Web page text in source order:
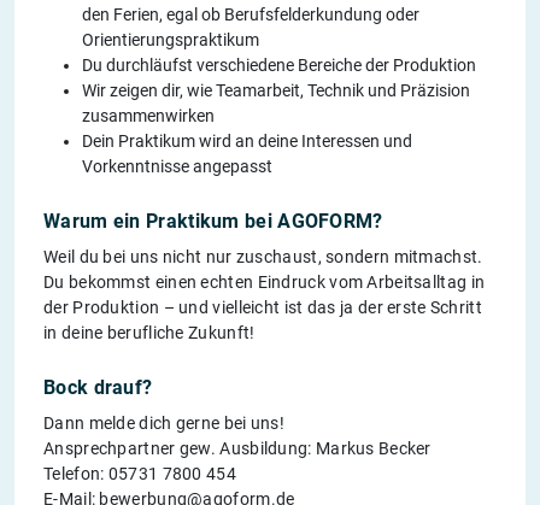
den Ferien, egal ob Berufsfelderkundung oder
Orientierungspraktikum
Du durchläufst verschiedene Bereiche der Produktion
Wir zeigen dir, wie Teamarbeit, Technik und Präzision
zusammenwirken
Dein Praktikum wird an deine Interessen und
Vorkenntnisse angepasst
Warum ein Praktikum bei AGOFORM?
Weil du bei uns nicht nur zuschaust, sondern mitmachst.
Du bekommst einen echten Eindruck vom Arbeitsalltag in
der Produktion – und vielleicht ist das ja der erste Schritt
in deine berufliche Zukunft!
Bock drauf?
Dann melde dich gerne bei uns!
Ansprechpartner gew. Ausbildung: Markus Becker
Telefon: 05731 7800 454
E-Mail: bewerbung@agoform.de